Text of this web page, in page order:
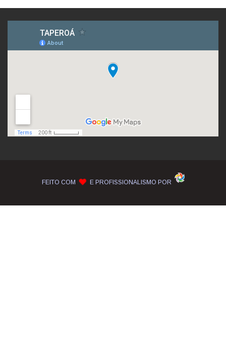
FEITO COM E PROFISSIONALISMO POR